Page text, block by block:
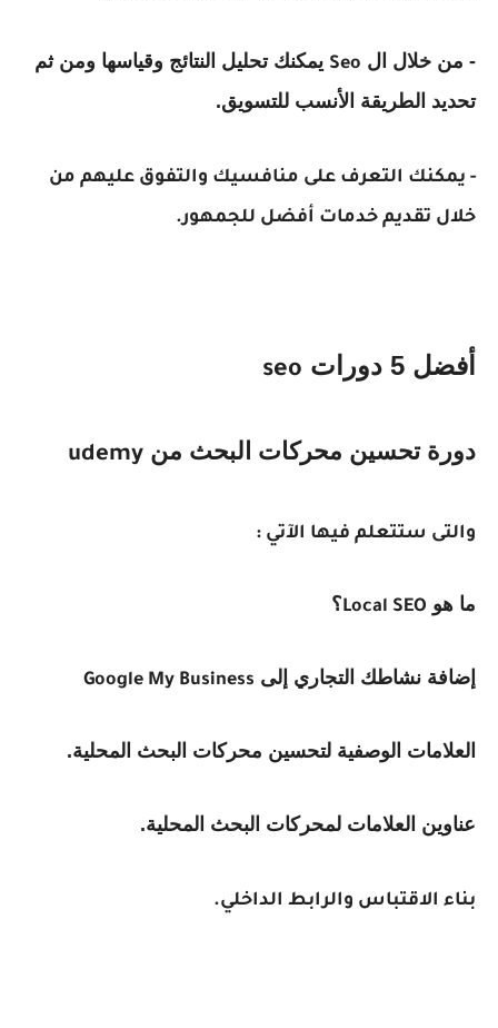
- من خلال ال Seo يمكنك تحليل النتائج وقياسها ومن ثم
تحديد الطريقة الأنسب للتسويق.
- يمكنك التعرف على منافسيك والتفوق عليهم من
خلال تقديم خدمات أفضل للجمهور.
أفضل 5 دورات seo
دورة تحسين محركات البحث من udemy
والتى ستتعلم فيها الآتي :
ما هو Local SEO؟
إضافة نشاطك التجاري إلى Google My Business
العلامات الوصفية لتحسين محركات البحث المحلية.
عناوين العلامات لمحركات البحث المحلية.
بناء الاقتباس والرابط الداخلي.